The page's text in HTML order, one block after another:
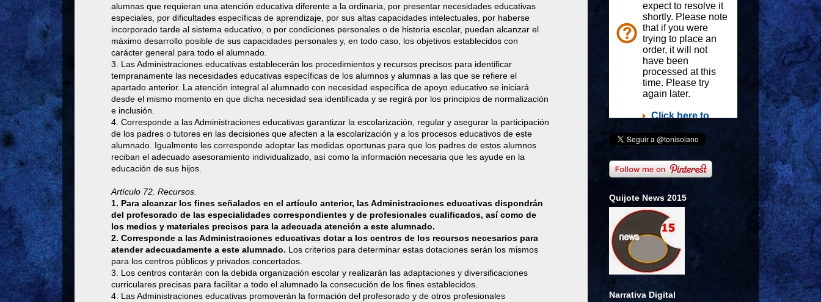
alumnas que requieran una atención educativa diferente a la ordinaria, por presentar necesidades educativas
especiales, por dificultades específicas de aprendizaje, por sus altas capacidades intelectuales, por haberse
incorporado tarde al sistema educativo, o por condiciones personales o de historia escolar, puedan alcanzar el
máximo desarrollo posible de sus capacidades personales y, en todo caso, los objetivos establecidos con
carácter general para todo el alumnado.
3. Las Administraciones educativas establecerán los procedimientos y recursos precisos para identificar
tempranamente las necesidades educativas específicas de los alumnos y alumnas a las que se refiere el
apartado anterior. La atención integral al alumnado con necesidad específica de apoyo educativo se iniciará
desde el mismo momento en que dicha necesidad sea identificada y se regirá por los principios de normalización
e inclusión.
4. Corresponde a las Administraciones educativas garantizar la escolarización, regular y asegurar la participación
de los padres o tutores en las decisiones que afecten a la escolarización y a los procesos educativos de este
alumnado. Igualmente les corresponde adoptar las medidas oportunas para que los padres de estos alumnos
reciban el adecuado asesoramiento individualizado, así como la información necesaria que les ayude en la
educación de sus hijos.
Artículo 72. Recursos.
1. Para alcanzar los fines señalados en el artículo anterior, las Administraciones educativas dispondrán
del profesorado de las especialidades correspondientes y de profesionales cualificados, así como de
los medios y materiales precisos para la adecuada atención a este alumnado.
2. Corresponde a las Administraciones educativas dotar a los centros de los recursos necesarios para
atender adecuadamente a este alumnado. Los criterios para determinar estas dotaciones serán los mismos
para los centros públicos y privados concertados.
3. Los centros contarán con la debida organización escolar y realizarán las adaptaciones y diversificaciones
curriculares precisas para facilitar a todo el alumnado la consecución de los fines establecidos.
4. Las Administraciones educativas promoverán la formación del profesorado y de otros profesionales
Quijote News 2015
Narrativa Digital